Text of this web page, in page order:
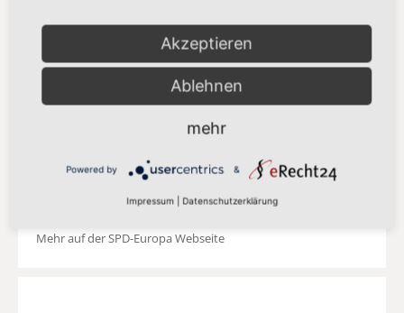
Delegation der SPD-Abgeordneten in der
S&D Fraktion
Mehr auf der SPD-Europa Webseite
Akzeptieren
Ablehnen
mehr
Powered by &
Impressum Datenschutzerklärung